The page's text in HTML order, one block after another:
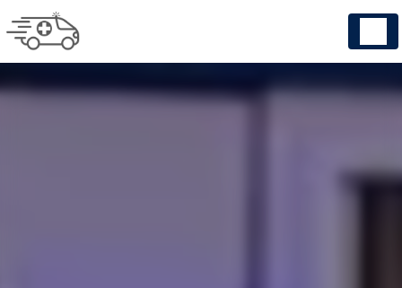
Panneau de gestion des cookies